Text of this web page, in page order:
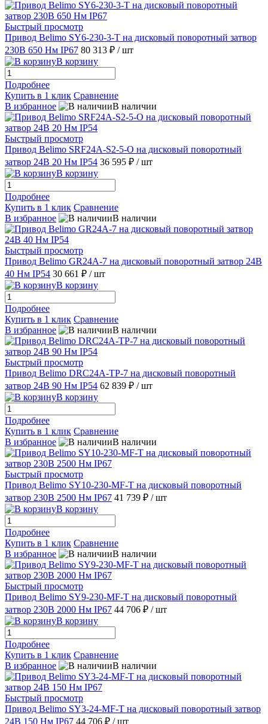
Быстрый просмотр
Привод Belimo SY6-230-3-T на дисковый поворотный затвор
230В 650 Нм IP67 80 313 ₽ / шт
В корзину
Подробнее
Купить в 1 клик Сравнение
В избранное
В наличии
Быстрый просмотр
Привод Belimo SRF24A-S2-5-O на дисковый поворотный
затвор 24В 20 Нм IP54 36 595 ₽ / шт
В корзину
Подробнее
Купить в 1 клик Сравнение
В избранное
В наличии
Быстрый просмотр
Привод Belimo GR24A-7 на дисковый поворотный затвор 24В
40 Нм IP54 30 661 ₽ / шт
В корзину
Подробнее
Купить в 1 клик Сравнение
В избранное
В наличии
Быстрый просмотр
Привод Belimo DRC24A-TP-7 на дисковый поворотный
затвор 24В 90 Нм IP54 62 839 ₽ / шт
В корзину
Подробнее
Купить в 1 клик Сравнение
В избранное
В наличии
Быстрый просмотр
Привод Belimo SY10-230-MF-T на дисковый поворотный
затвор 230В 2500 Нм IP67 41 739 ₽ / шт
В корзину
Подробнее
Купить в 1 клик Сравнение
В избранное
В наличии
Быстрый просмотр
Привод Belimo SY9-230-MF-T на дисковый поворотный
затвор 230В 2000 Нм IP67 44 706 ₽ / шт
В корзину
Подробнее
Купить в 1 клик Сравнение
В избранное
В наличии
Быстрый просмотр
Привод Belimo SY3-24-MF-T на дисковый поворотный затвор
24В 150 Нм IP67 44 706 ₽ / шт